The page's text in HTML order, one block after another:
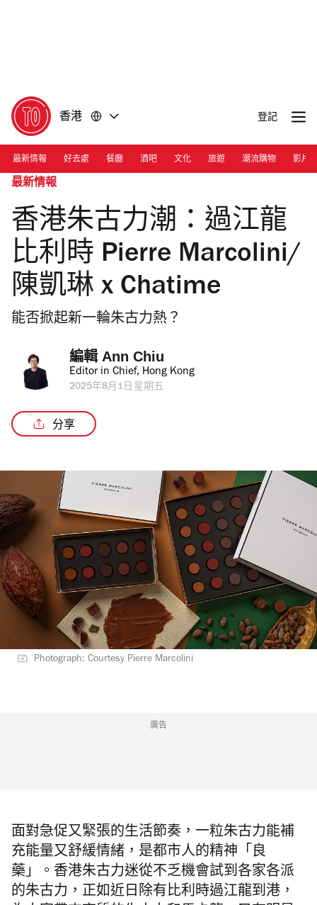
香港 登記
最新情報 好去處 餐廳 酒吧 文化 旅遊 潮流購物 影片
最新情報
香港朱古力潮：過江龍
比利時 Pierre Marcolini/
陳凱琳 x Chatime
能否掀起新一輪朱古力熱？
編輯 Ann Chiu
Editor in Chief, Hong Kong
2025年8月1日星期五
分享
Photograph: Courtesy Pierre Marcolini
廣告
面對急促又緊張的生活節奏，一粒朱古力能補
充能量又舒緩情緒，是都市人的精神「良
藥」。香港朱古力迷從不乏機會試到各家各派
的朱古力，正如近日除有比利時過江龍到港，